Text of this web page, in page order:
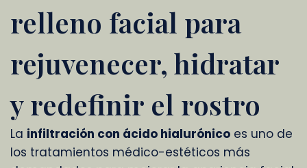
relleno facial para
rejuvenecer, hidratar
y redefinir el rostro
La infiltración con ácido hialurónico es uno de
los tratamientos médico-estéticos más